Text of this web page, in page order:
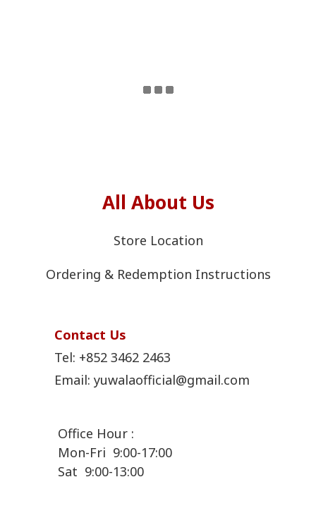
All About Us
Store Location
Ordering & Redemption Instructions
Contact Us
Tel: +852 3462 2463
Email: yuwalaofficial@gmail.com
Office Hour :
Mon-Fri 9:00-17:00
Sat 9:00-13:00